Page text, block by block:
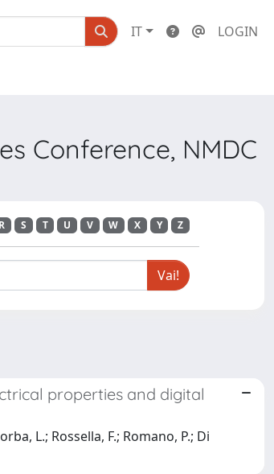
IT LOGIN
Conference, NMDC
R S T U V W X Y Z
properties and digital
L.; Rossella, F.; Romano, P.; Di